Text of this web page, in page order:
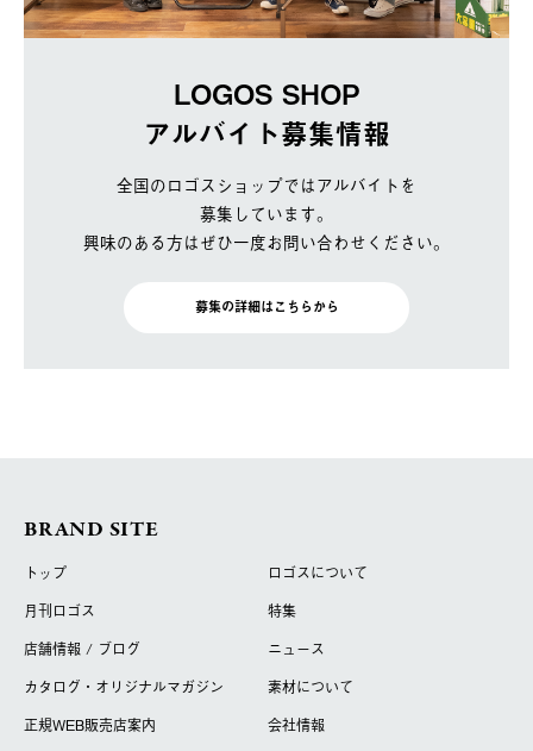
LOGOS SHOP
アルバイト募集情報
全国のロゴスショップではアルバイトを
募集しています。
興味のある方はぜひ一度お問い合わせください。
募集の詳細はこちらから
BRAND SITE
トップ
ロゴスについて
月刊ロゴス
特集
店舗情報 / ブログ
ニュース
カタログ・オリジナルマガジン
素材について
正規WEB販売店案内
会社情報